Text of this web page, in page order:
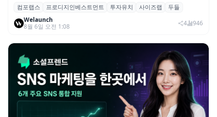
컴포랩스, 프로디지인베스트먼트로부터 시
드 투자 유치
컴포랩스 프로디지인베스트먼트 투자유치 사이즈랩
두들
Welaunch
8월 6일 오전 1:08
4 946